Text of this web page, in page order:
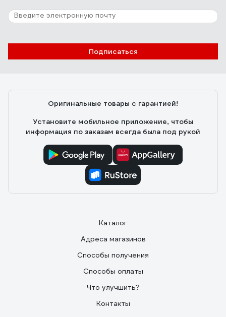
Подписаться
Оригинальные товары с гарантией!
Установите мобильное приложение, чтобы
информация по заказам всегда была под рукой
Каталог
Адреса магазинов
Способы получения
Способы оплаты
Что улучшить?
Контакты